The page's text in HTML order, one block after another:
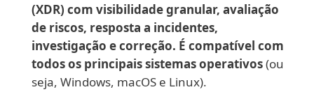
(XDR) com visibilidade granular, avaliação
de riscos, resposta a incidentes,
investigação e correção. É compatível com
todos os principais sistemas operativos(ou
seja, Windows, macOS e Linux).